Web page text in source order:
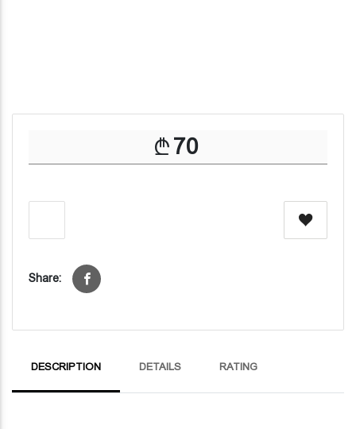
70
Share:
DESCRIPTION DETAILS RATING